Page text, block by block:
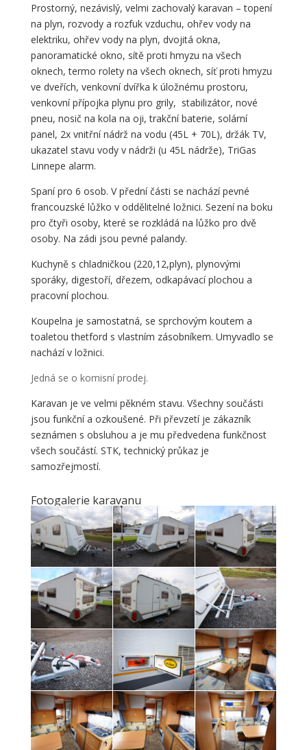
Prostorný, nezávislý, velmi zachovalý karavan – topení
na plyn, rozvody a rozfuk vzduchu, ohřev vody na
elektriku, ohřev vody na plyn, dvojitá okna,
panoramatické okno, sítě proti hmyzu na všech
oknech, termo rolety na všech oknech, síť proti hmyzu
ve dveřích, venkovní dvířka k úložnému prostoru,
venkovní přípojka plynu pro grily, stabilizátor, nové
pneu, nosič na kola na oji, trakční baterie, solární
panel, 2x vnitřní nádrž na vodu (45L + 70L), držák TV,
ukazatel stavu vody v nádrži (u 45L nádrže), TriGas
Linnepe alarm.
Spaní pro 6 osob. V přední části se nachází pevné
francouzské lůžko v oddělitelné ložnici. Sezení na boku
pro čtyři osoby, které se rozkládá na lůžko pro dvě
osoby. Na zádi jsou pevné palandy.
Kuchyně s chladničkou (220,12,plyn), plynovými
sporáky, digestoří, dřezem, odkapávací plochou a
pracovní plochou.
Koupelna je samostatná, se sprchovým koutem a
toaletou thetford s vlastním zásobníkem. Umyvadlo se
nachází v ložnici.
Jedná se o komisní prodej.
Karavan je ve velmi pěkném stavu. Všechny součásti
jsou funkční a ozkoušené. Při převzetí je zákazník
seznámen s obsluhou a je mu předvedena funkčnost
všech součástí. STK, technický průkaz je
samozřejmostí.
Fotogalerie karavanu